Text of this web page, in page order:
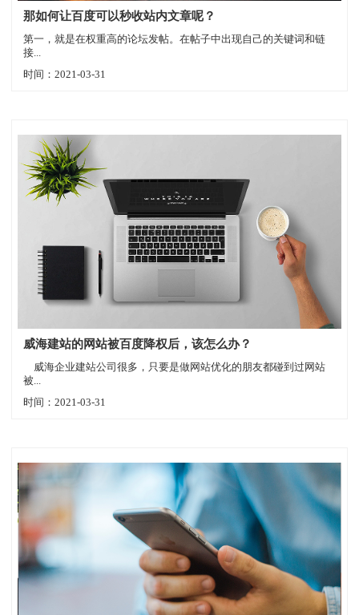
那如何让百度可以秒收站内文章呢？
第一，就是在权重高的论坛发帖。在帖子中出现自己的关键词和链
接...
时间：2021-03-31
威海建站的网站被百度降权后，该怎么办？
威海企业建站公司很多，只要是做网站优化的朋友都碰到过网站
被...
时间：2021-03-31